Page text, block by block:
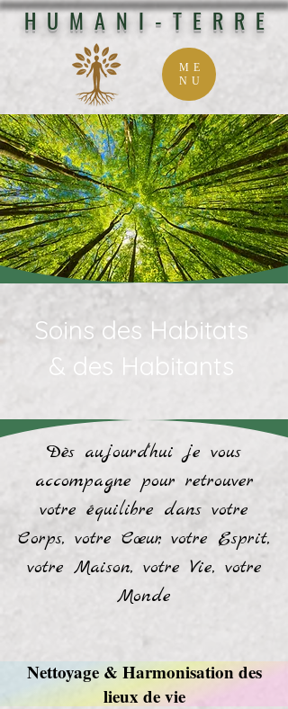
ME
NU
HUMANI-TERRE
Soins des Habitats
& des Habitants
Dès aujourd'hui je vous
accompagne pour retrouver
votre équilibre dans votre
Corps, votre Cœur, votre Esprit,
votre Maison, votre Vie, votre
Monde
Nettoyage & Harmonisation des
lieux de vie